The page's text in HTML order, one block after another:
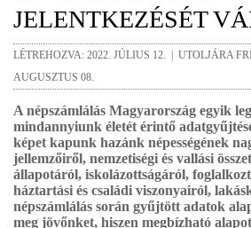
JELENTKEZÉSÉT
LÉTREHOZVA: 2022. JÚLIUS 12. | UTOLJÁRA
AUGUSZTUS 08.
A népszámlálás Magyarország egyik
mindannyiunk életét érintő
képet kapunk hazánk népességének
jellemzőiről, nemzetiségi és vallási
állapotáról, iskolázottságáról,
háztartási és családi viszonyairól,
népszámlálás során gyűjtött adatok
meg jövőnket, hiszen megbízható